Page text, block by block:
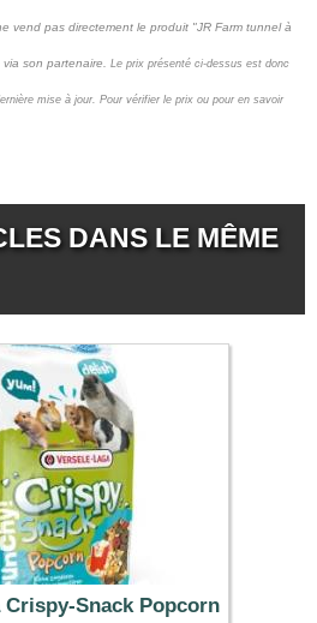
vend pas directement le produit "JR Farm tunnel à
son partenaire. Le prix présenté ci-dessus est donc
mise à jour. Pour vérifier le prix ou pour en savoir
DANS LE MÊME
Crispy-Snack Popcorn